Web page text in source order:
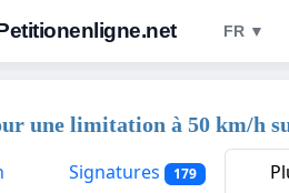
FR ▼
une limitation à 50 km/h
Signatures 179